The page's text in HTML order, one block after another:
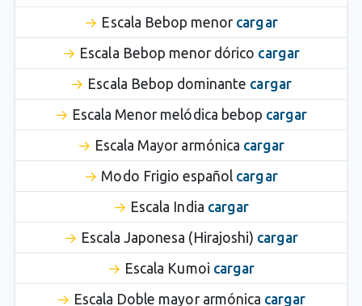
Escala Bebop menor cargar
Escala Bebop menor dórico cargar
Escala Bebop dominante cargar
Escala Menor melódica bebop cargar
Escala Mayor armónica cargar
Modo Frigio español cargar
Escala India cargar
Escala Japonesa (Hirajoshi) cargar
Escala Kumoi cargar
Escala Doble mayor armónica cargar